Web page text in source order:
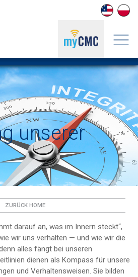
unserer
ZURÜCK HOME
darauf an, was im Innern steckt“,
wir uns verhalten — und wie wir die
alles fängt bei unseren
dienen als Kompass für unsere
und Verhaltensweisen. Sie bilden